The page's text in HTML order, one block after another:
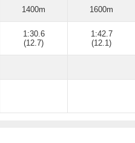
1400m 1600m
1:30.6
(12.7)
1:42.7
(12.1)